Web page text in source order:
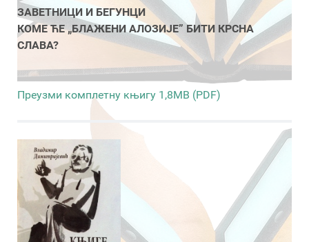
ЗАВЕТНИЦИ И БЕГУНЦИ
КОМЕ ЋЕ „БЛАЖЕНИ АЛОЗИЈЕ” БИТИ КРСНА
СЛАВА?
Преузми комплетну књигу 1,8MB (PDF)